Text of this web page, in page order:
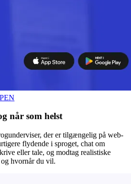
når som helst
der er tilgængelig på web-
flydende i sproget, chat om
eller tale, og modtag realistiske
og hvornår du vil.